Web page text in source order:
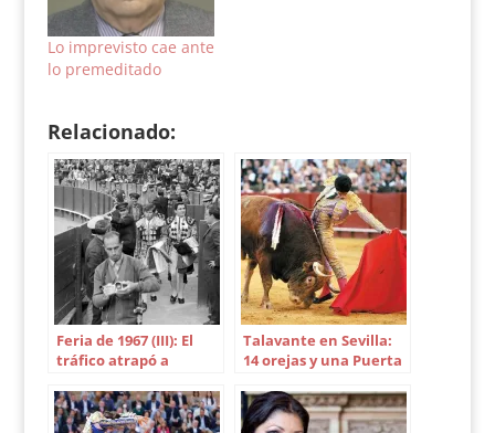
que…
Lo imprevisto cae ante
lo premeditado
Relacionado:
Feria de 1967 (III): El
tráfico atrapó a
Talavante en Sevilla:
14 orejas y una Puerta
corridas